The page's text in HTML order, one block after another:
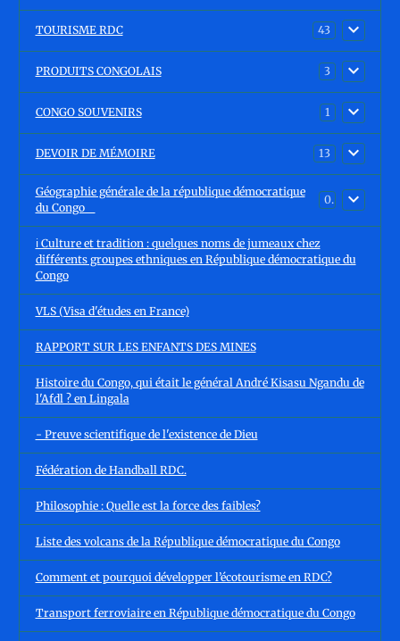
TOURISME RDC 43
PRODUITS CONGOLAIS 3
CONGO SOUVENIRS 1
DEVOIR DE MÉMOIRE 13
Géographie générale de la république démocratique
du Congo
0
ℹ️ Culture et tradition : quelques noms de jumeaux chez
différents groupes ethniques en République démocratique du
Congo
VLS (Visa d'études en France)
RAPPORT SUR LES ENFANTS DES MINES
Histoire du Congo, qui était le général André Kisasu Ngandu de
l'Afdl ? en Lingala
- Preuve scientifique de l'existence de Dieu
Fédération de Handball RDC.
Philosophie : Quelle est la force des faibles?
Liste des volcans de la République démocratique du Congo
Comment et pourquoi développer l’écotourisme en RDC?
Transport ferroviaire en République démocratique du Congo